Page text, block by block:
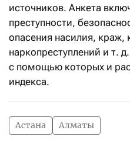
источников. Анкета
преступности,
опасения насилия, краж,
наркопреступлений и т.
с помощью которых и
индекса.
Астана Алматы